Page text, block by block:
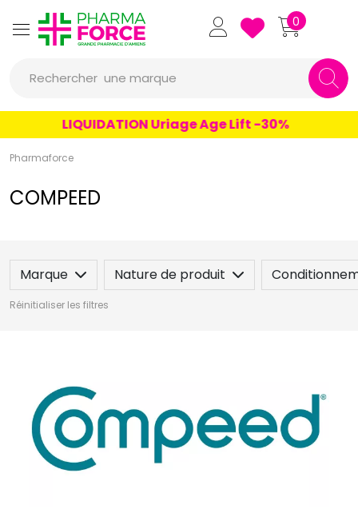
Pharmaforce Grande Pharmacie
0
Rechercher
un produit
LIQUIDATION Uriage Age Lift -30%
Pharmaforce
COMPEED
Marque Nature de produit
Réinitialiser les filtres